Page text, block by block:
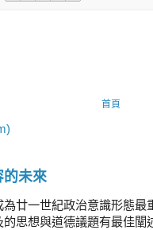
首頁
的未來
廿一世紀政治意識形態
思想與道德議題有最佳